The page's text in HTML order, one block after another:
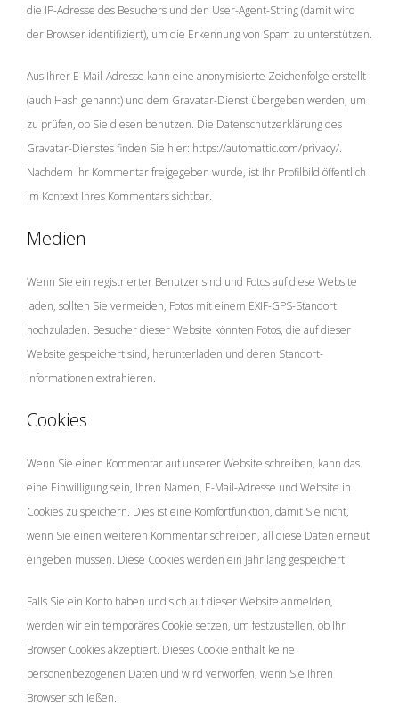
die IP-Adresse des Besuchers und den User-Agent-String (damit wird
der Browser identifiziert), um die Erkennung von Spam zu unterstützen.
Aus Ihrer E-Mail-Adresse kann eine anonymisierte Zeichenfolge erstellt
(auch Hash genannt) und dem Gravatar-Dienst übergeben werden, um
zu prüfen, ob Sie diesen benutzen. Die Datenschutzerklärung des
Gravatar-Dienstes finden Sie hier: https://automattic.com/privacy/.
Nachdem Ihr Kommentar freigegeben wurde, ist Ihr Profilbild öffentlich
im Kontext Ihres Kommentars sichtbar.
Medien
Wenn Sie ein registrierter Benutzer sind und Fotos auf diese Website
laden, sollten Sie vermeiden, Fotos mit einem EXIF-GPS-Standort
hochzuladen. Besucher dieser Website könnten Fotos, die auf dieser
Website gespeichert sind, herunterladen und deren Standort-
Informationen extrahieren.
Cookies
Wenn Sie einen Kommentar auf unserer Website schreiben, kann das
eine Einwilligung sein, Ihren Namen, E-Mail-Adresse und Website in
Cookies zu speichern. Dies ist eine Komfortfunktion, damit Sie nicht,
wenn Sie einen weiteren Kommentar schreiben, all diese Daten erneut
eingeben müssen. Diese Cookies werden ein Jahr lang gespeichert.
Falls Sie ein Konto haben und sich auf dieser Website anmelden,
werden wir ein temporäres Cookie setzen, um festzustellen, ob Ihr
Browser Cookies akzeptiert. Dieses Cookie enthält keine
personenbezogenen Daten und wird verworfen, wenn Sie Ihren
Browser schließen.